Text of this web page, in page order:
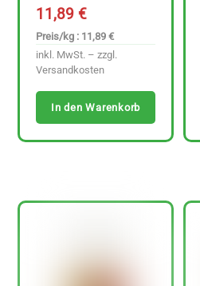
11,89€
Preis/kg : 11,89 €
inkl. MwSt. – zzgl.
Versandkosten
In den Warenkorb